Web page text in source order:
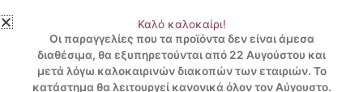
στο
περιεχόμενο
3 ΔΟΣΕΙΣ ΧΩΡΙΣ ΠΙΣΤΩΤΙΚΗ ΜΕ KLARNA
Λογαριασμός
0
Καλό καλοκαίρι!
Οι παραγγελίες που τα προϊόντα δεν είναι άμεσα
διαθέσιμα, θα εξυπηρετούνται από 22 Αυγούστου και
μετά λόγω καλοκαιρινών διακοπών των εταιριών. Το
κατάστημα θα λειτουργεί κανονικά όλον τον Αύγουστο.